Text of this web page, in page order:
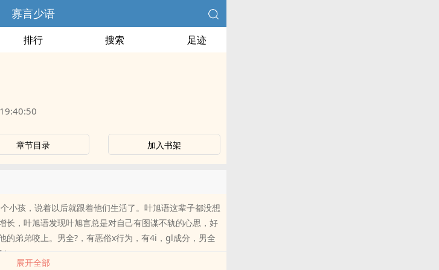
寡言少语
排行 搜索 足迹
章节目录 加入书架
小孩，说着以后就跟着他们生活了。叶旭语这辈子都没想
长，叶旭语发现叶旭言总是对自己有图谋不轨的心思，好
的弟弟咬上。男全?，有恶俗x行为，有4i，gl成分，男全
展开全部